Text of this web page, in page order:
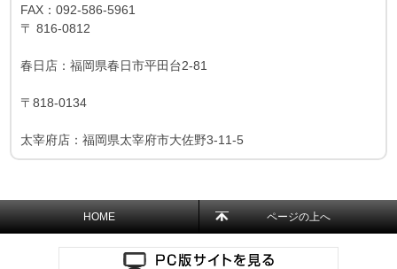
FAX：092-586-5961
〒816-0812
春日店：福岡県春日市平田台2-81
〒818-0134
太宰府店：福岡県太宰府市大佐野3-11-5
HOME ページの上へ